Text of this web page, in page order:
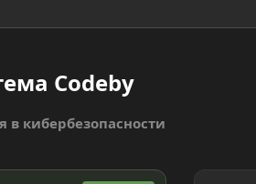
Codeby
в кибербезопасности